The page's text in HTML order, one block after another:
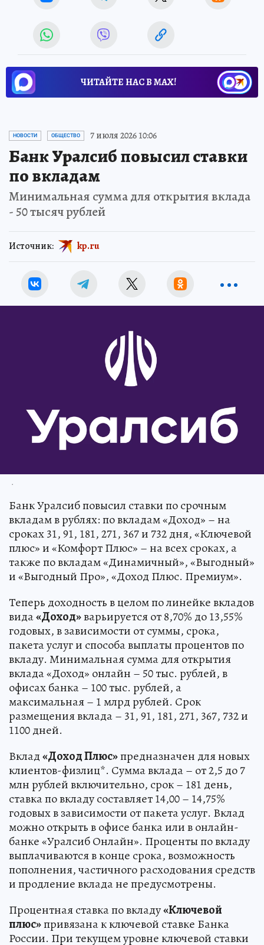
ЧИТАЙТЕ НАС В МАХ!
НОВОСТИ ОБЩЕСТВО 7 июля 2026 10:06
Банк Уралсиб повысил ставки
по вкладам
Минимальная сумма для открытия вклада
- 50 тысяч рублей
Источник: kp.ru
.
Банк Уралсиб повысил ставки по срочным
вкладам в рублях: по вкладам «Доход» – на
сроках 31, 91, 181, 271, 367 и 732 дня, «Ключевой
плюс» и «Комфорт Плюс» – на всех сроках, а
также по вкладам «Динамичный», «Выгодный»
и «Выгодный Про», «Доход Плюс. Премиум».
Теперь доходность в целом по линейке вкладов
вида«Доход»варьируется от 8,70% до 13,55%
годовых, в зависимости от суммы, срока,
пакета услуг и способа выплаты процентов по
вкладу. Минимальная сумма для открытия
вклада «Доход» онлайн – 50 тыс. рублей, в
офисах банка – 100 тыс. рублей, а
максимальная – 1 млрд рублей. Срок
размещения вклада – 31, 91, 181, 271, 367, 732 и
1100 дней.
Вклад«Доход Плюс»предназначен для новых
клиентов-физлиц*. Сумма вклада – от 2,5 до 7
млн рублей включительно, срок – 181 день,
ставка по вкладу составляет 14,00 – 14,75%
годовых в зависимости от пакета услуг. Вклад
можно открыть в офисе банка или в онлайн-
банке «Уралсиб Онлайн». Проценты по вкладу
выплачиваются в конце срока, возможность
пополнения, частичного расходования средств
и продление вклада не предусмотрены.
Процентная ставка по вкладу«Ключевой
плюс»привязана к ключевой ставке Банка
России. При текущем уровне ключевой ставки